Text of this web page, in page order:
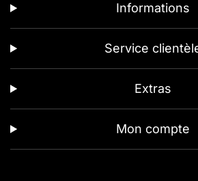
Informations
Service
Extras
Mon compte